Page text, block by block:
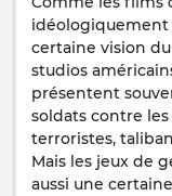
certaine vision
studios
présentent
soldats contre
terroristes,
Mais les jeux de
aussi une